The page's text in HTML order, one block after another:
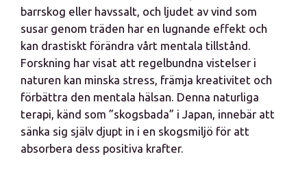
barrskog eller havssalt, och ljudet av vind som
susar genom träden har en lugnande effekt och
kan drastiskt förändra vårt mentala tillstånd.
Forskning har visat att regelbundna vistelser i
naturen kan minska stress, främja kreativitet och
förbättra den mentala hälsan. Denna naturliga
terapi, känd som ”skogsbada” i Japan, innebär att
sänka sig själv djupt in i en skogsmiljö för att
absorbera dess positiva krafter.